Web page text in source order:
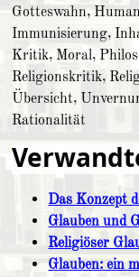
Gotteswahn,
Immunisierung,
Kritik, Moral,
Religionskritik,
Übersicht,
Rationalität
Das Konzept
Glauben und
Religiöser
Glauben: ein